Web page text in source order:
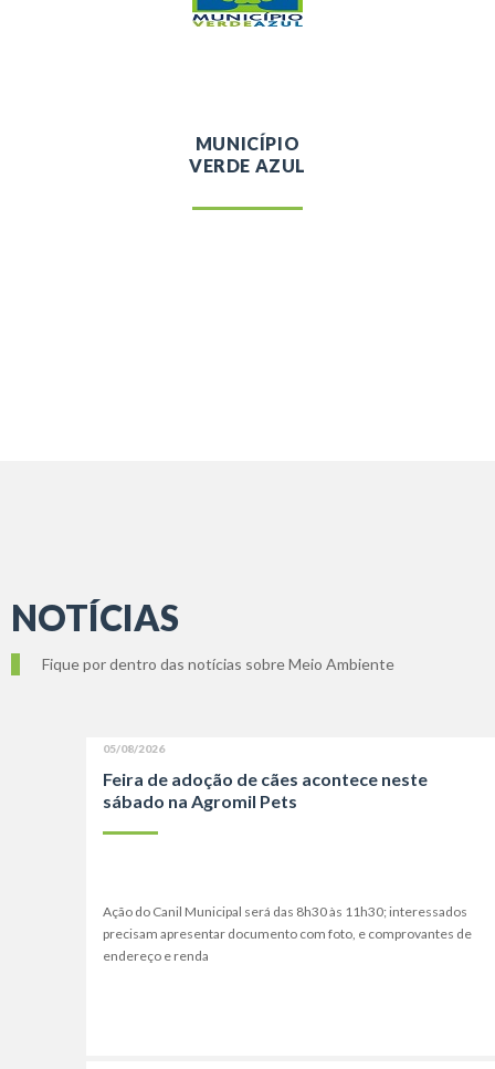
MUNICÍPIO
VERDE AZUL
NOTÍCIAS
Fique por dentro das notícias sobre Meio Ambiente
05/08/2026
Feira de adoção de cães acontece neste
sábado na Agromil Pets
Ação do Canil Municipal será das 8h30 às 11h30; interessados
precisam apresentar documento com foto, e comprovantes de
endereço e renda